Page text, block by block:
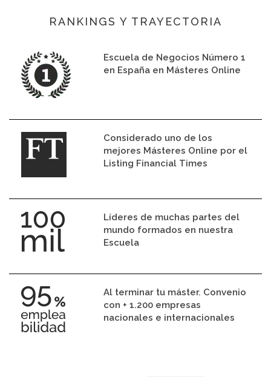
RANKINGS Y TRAYECTORIA
Escuela de Negocios Número 1
en España en Másteres Online
Considerado uno de los
mejores Másteres Online por el
Listing Financial Times
Líderes de muchas partes del
mundo formados en nuestra
Escuela
Al terminar tu máster. Convenio
con + 1.200 empresas
nacionales e internacionales